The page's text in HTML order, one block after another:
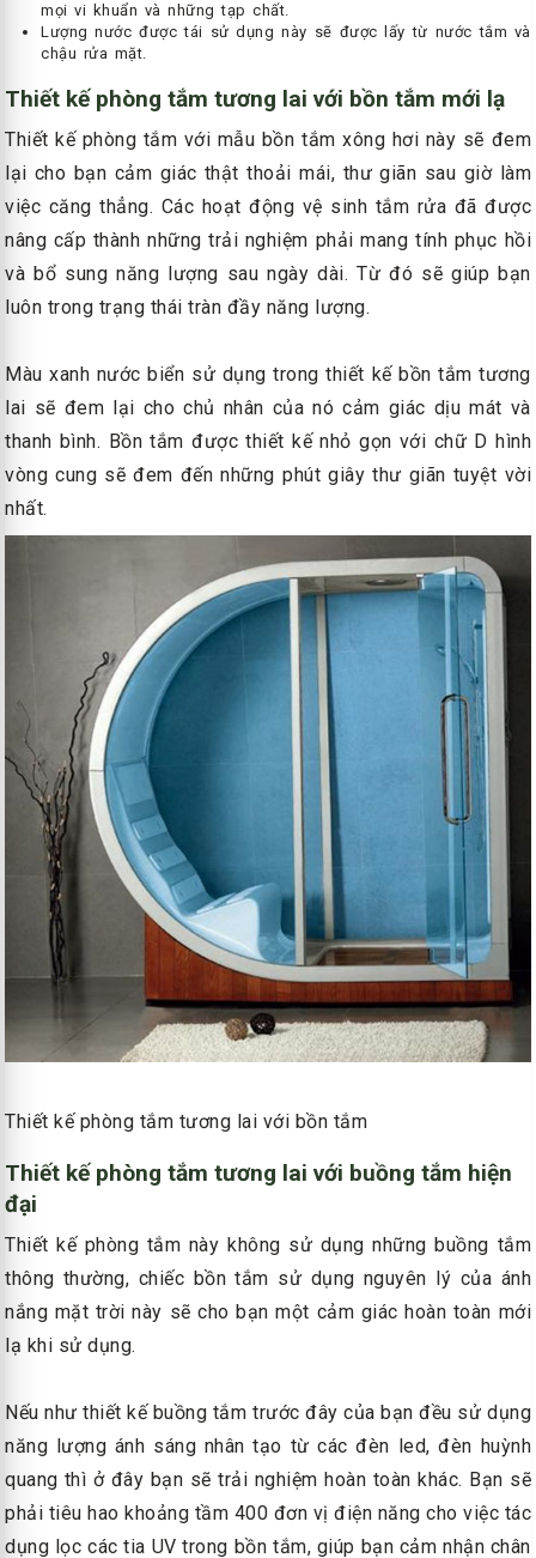
mọi vi khuẩn và những tạp chất.
Lượng nước được tái sử dụng này sẽ được lấy từ nước tắm và
chậu rửa mặt.
Thiết kế phòng tắm tương lai với bồn tắm mới lạ
Thiết kế phòng tắm với mẫu bồn tắm xông hơi này sẽ đem
lại cho bạn cảm giác thật thoải mái, thư giãn sau giờ làm
việc căng thẳng. Các hoạt động vệ sinh tắm rửa đã được
nâng cấp thành những trải nghiệm phải mang tính phục hồi
và bổ sung năng lượng sau ngày dài. Từ đó sẽ giúp bạn
luôn trong trạng thái tràn đầy năng lượng.
Màu xanh nước biển sử dụng trong thiết kế bồn tắm tương
lai sẽ đem lại cho chủ nhân của nó cảm giác dịu mát và
thanh bình. Bồn tắm được thiết kế nhỏ gọn với chữ D hình
vòng cung sẽ đem đến những phút giây thư giãn tuyệt vời
nhất.
Thiết kế phòng tắm tương lai với bồn tắm
Thiết kế phòng tắm tương lai với buồng tắm hiện
đại
Thiết kế phòng tắm này không sử dụng những buồng tắm
thông thường, chiếc bồn tắm sử dụng nguyên lý của ánh
nắng mặt trời này sẽ cho bạn một cảm giác hoàn toàn mới
lạ khi sử dụng.
Nếu như thiết kế buồng tắm trước đây của bạn đều sử dụng
năng lượng ánh sáng nhân tạo từ các đèn led, đèn huỳnh
quang thì ở đây bạn sẽ trải nghiệm hoàn toàn khác. Bạn sẽ
phải tiêu hao khoảng tầm 400 đơn vị điện năng cho việc tác
dụng lọc các tia UV trong bồn tắm, giúp bạn cảm nhận chân